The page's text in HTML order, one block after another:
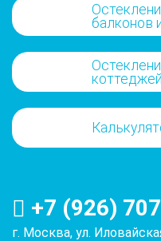
балконов
+7 (926)
г. Москва, ул.